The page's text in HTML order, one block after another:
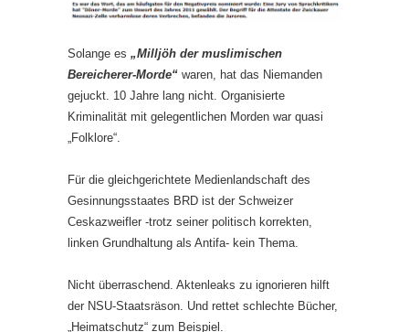
Solange es „Milljöh der muslimischen
Bereicherer-Morde“ waren, hat das Niemanden
gejuckt. 10 Jahre lang nicht. Organisierte
Kriminalität mit gelegentlichen Morden war quasi
„Folklore“.
Für die gleichgerichtete Medienlandschaft des
Gesinnungsstaates BRD ist der Schweizer
Ceskazweifler -trotz seiner politisch korrekten,
linken Grundhaltung als Antifa- kein Thema.
Nicht überraschend. Aktenleaks zu ignorieren hilft
der NSU-Staatsräson. Und rettet schlechte Bücher,
„Heimatschutz“ zum Beispiel.